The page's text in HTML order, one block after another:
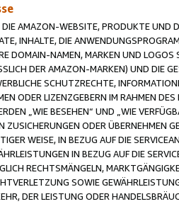
AMAZON-WEBSITE, PRODUKTE UND
INHALTE, DIE
DOMAIN-NAMEN, MARKEN UND
DER AMAZON-MARKEN) UND DIE
SCHUTZRECHTE,
ODER LIZENZGEBERN IM RAHMEN
„WIE BESEHEN“ UND „WIE
ZUSICHERUNGEN ODER ÜBERNEHMEN
WEISE, IN BEZUG AUF DIE
IN BEZUG AUF DIE
RECHTSMÄNGELN,
SOWIE
DER LEISTUNG ODER